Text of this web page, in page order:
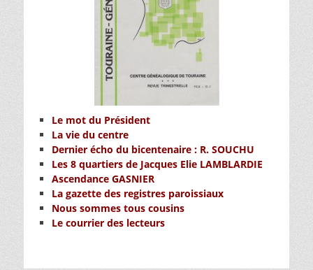
Le mot du Président
La vie du centre
Dernier écho du bicentenaire : R. SOUCHU
Les 8 quartiers de Jacques Elie LAMBLARDIE
Ascendance GASNIER
La gazette des registres paroissiaux
Nous sommes tous cousins
Le courrier des lecteurs